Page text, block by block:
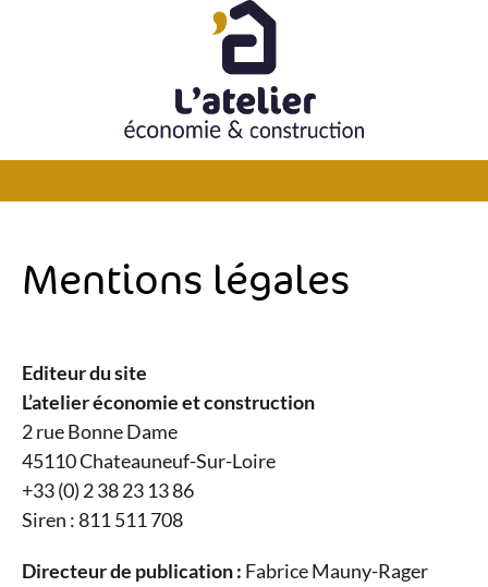
Mentions légales
Editeur du site
L’atelier économie et construction
2 rue Bonne Dame
45110 Chateauneuf-Sur-Loire
+33 (0) 2 38 23 13 86
Siren : 811 511 708
Directeur de publication : Fabrice Mauny-Rager